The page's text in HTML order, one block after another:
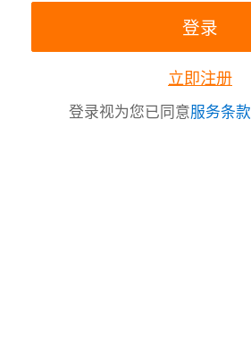
立即注册
登录视为您已同意服务条款